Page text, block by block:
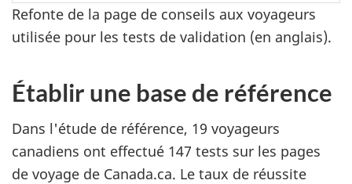
Refonte de la page de conseils aux voyageurs
utilisée pour les tests de validation (en anglais).
Établir une base de référence
Dans l'étude de référence, 19 voyageurs
canadiens ont effectué 147 tests sur les pages
de voyage de Canada.ca. Le taux de réussite